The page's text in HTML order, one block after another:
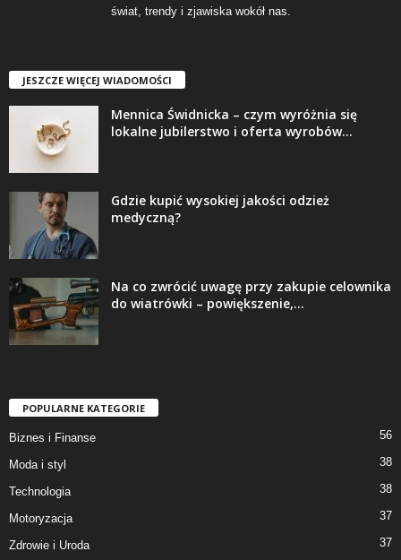
świat, trendy i zjawiska wokół nas.
JESZCZE WIĘCEJ WIADOMOŚCI
Mennica Świdnicka – czym wyróżnia się
lokalne jubilerstwo i oferta wyrobów...
Gdzie kupić wysokiej jakości odzież
medyczną?
Na co zwrócić uwagę przy zakupie celownika
do wiatrówki – powiększenie,...
POPULARNE KATEGORIE
Biznes i Finanse 56
Moda i styl 38
Technologia 38
Motoryzacja 37
Zdrowie i Uroda 37